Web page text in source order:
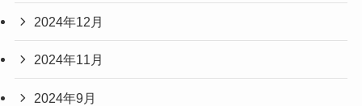
2024年12月
2024年11月
2024年9月